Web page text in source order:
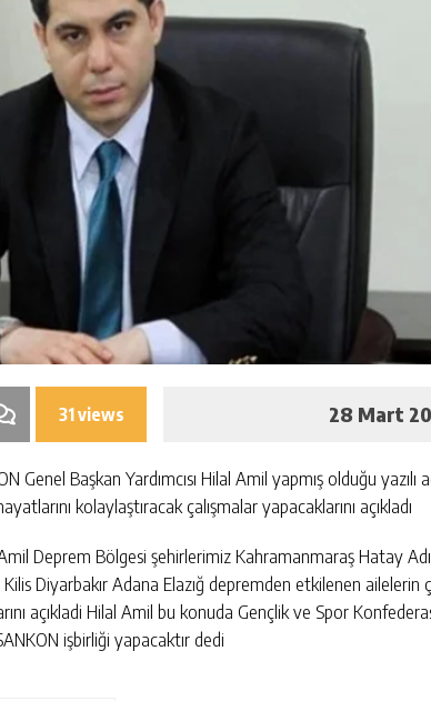
31 views 28 Mart
Başkan Yardımcısı Hilal Amil yapmış olduğu yazılı
kolaylaştıracak çalışmalar yapacaklarını açıkladı
Amil Deprem Bölgesi şehirlerimiz Kahramanmaraş Hatay
Diyarbakır Adana Elazığ depremden etkilenen ailelerin
açıkladi Hilal Amil bu konuda Gençlik ve Spor
işbirliği yapacaktır dedi